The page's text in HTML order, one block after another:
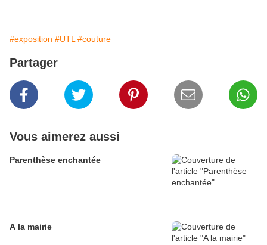
#exposition #UTL #couture
Partager
Vous aimerez aussi
Parenthèse enchantée
A la mairie